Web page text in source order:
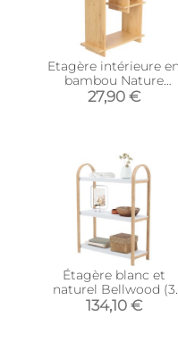
Etagère intérieure en
bambou Nature
(Verticale)
27,90 €
Étagère blanc et
naturel Bellwood (3
étagères)
134,10 €